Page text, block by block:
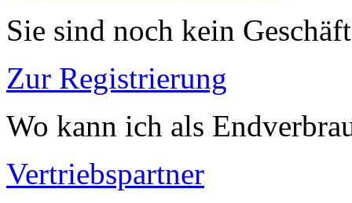
Sie sind noch kein
Zur Registrierung
Wo kann ich als
Vertriebspartner